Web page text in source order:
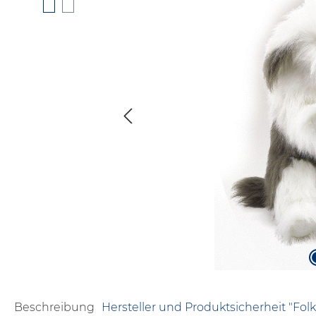
Beschreibung Hersteller und Produktsicherheit